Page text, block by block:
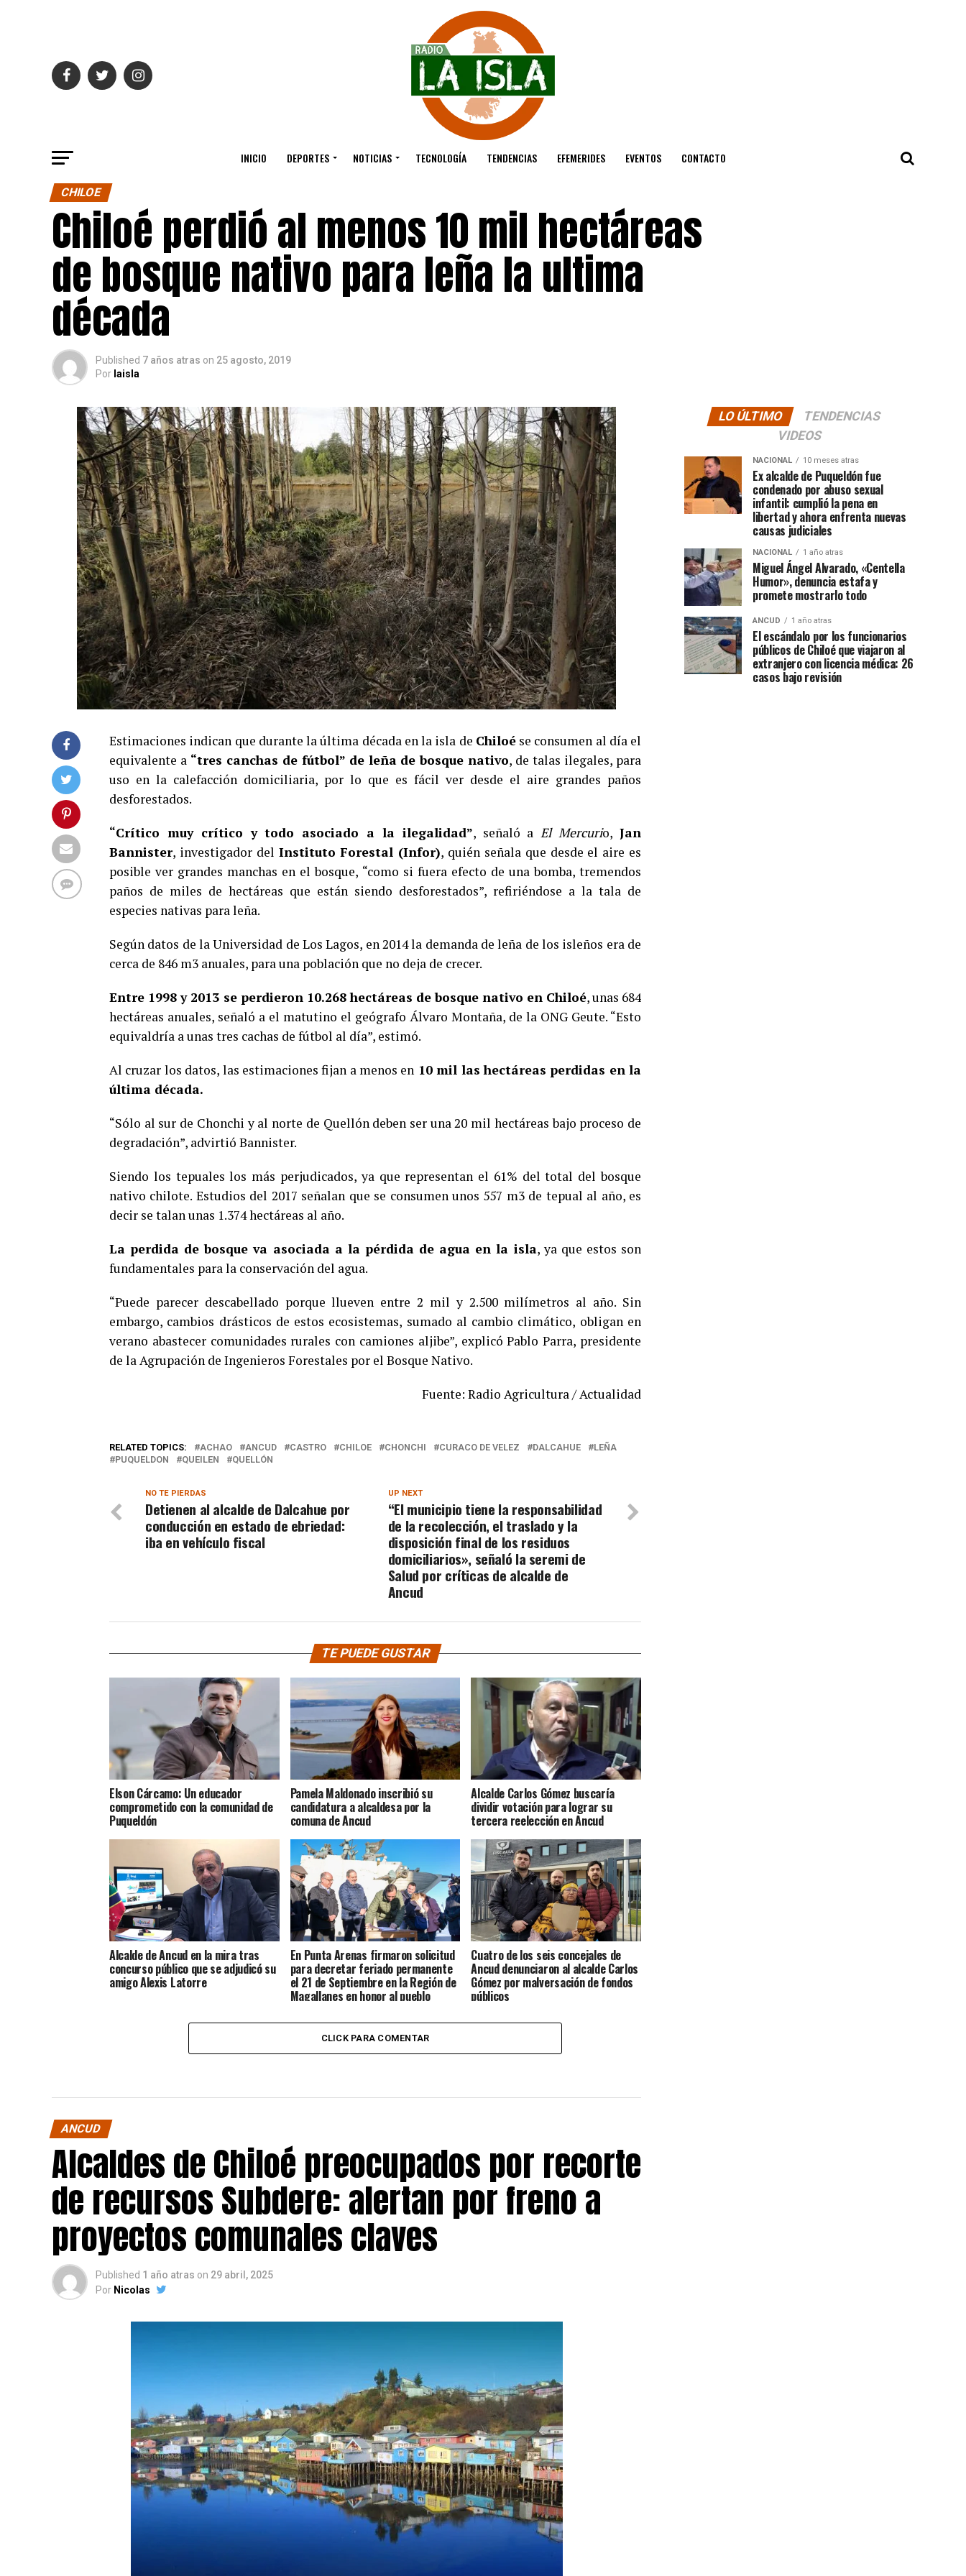
INICIO DEPORTES NOTICIAS TECNOLOGÍA TENDENCIAS EFEMERIDES EVENTOS CONTACTO
CHILOE
Chiloé perdió al menos 10 mil hectáreas
de bosque nativo para leña la ultima
década
Published 7 años atras on 25 agosto, 2019
Por laisla
Estimaciones indican que durante la última década en la isla de Chiloése consumen al día el
equivalente a “tres canchas de fútbol” de leña de bosque nativo, de talas ilegales, para
uso en la calefacción domiciliaria, por lo que es fácil ver desde el aire grandes paños
desforestados.
“Crítico muy crítico y todo asociado a la ilegalidad”, señaló aEl Mercurio,Jan
Bannister, investigador del Instituto Forestal (Infor), quién señala que desde el aire es
posible ver grandes manchas en el bosque, “como si fuera efecto de una bomba, tremendos
paños de miles de hectáreas que están siendo desforestados”, refiriéndose a la tala de
especies nativas para leña.
Según datos de la Universidad de Los Lagos, en 2014 la demanda de leña de los isleños era de
cerca de 846 m3 anuales, para una población que no deja de crecer.
Entre 1998 y 2013 se perdieron 10.268 hectáreas de bosque nativo en Chiloé, unas 684
hectáreas anuales, señaló a el matutino el geógrafo Álvaro Montaña, de la ONG Geute. “Esto
equivaldría a unas tres cachas de fútbol al día”, estimó.
Al cruzar los datos, las estimaciones fijan a menos en 10 mil las hectáreas perdidas en la
última década.
“Sólo al sur de Chonchi y al norte de Quellón deben ser una 20 mil hectáreas bajo proceso de
degradación”, advirtió Bannister.
Siendo los tepuales los más perjudicados, ya que representan el 61% del total del bosque
nativo chilote. Estudios del 2017 señalan que se consumen unos 557 m3 de tepual al año, es
decir se talan unas 1.374 hectáreas al año.
La perdida de bosque va asociada a la pérdida de agua en la isla, ya que estos son
fundamentales para la conservación del agua.
“Puede parecer descabellado porque llueven entre 2 mil y 2.500 milímetros al año. Sin
embargo, cambios drásticos de estos ecosistemas, sumado al cambio climático, obligan en
verano abastecer comunidades rurales con camiones aljibe”, explicó Pablo Parra, presidente
de la Agrupación de Ingenieros Forestales por el Bosque Nativo.
Fuente: Radio Agricultura / Actualidad
RELATED TOPICS: ACHAO ANCUD CASTRO CHILOE CHONCHI CURACO DE VELEZ DALCAHUE
LEÑA
PUQUELDON
QUEILEN QUELLÓN
UP NEXT
“El municipio tiene la responsabilidad
de la recolección, el traslado y la
disposición final de los residuos
domiciliarios», señaló la seremi de
Salud por críticas de alcalde de
Ancud
NO TE PIERDAS
Detienen al alcalde de Dalcahue por
conducción en estado de ebriedad:
iba en vehículo fiscal
TE PUEDE GUSTAR
Elson Cárcamo: Un educador
comprometido con la comunidad de
Puqueldón
Pamela Maldonado inscribió su
candidatura a alcaldesa por la
comuna de Ancud
Alcalde Carlos Gómez buscaría
dividir votación para lograr su
tercera reelección en Ancud
Alcalde de Ancud en la mira tras
concurso público que se adjudicó su
amigo Alexis Latorre
En Punta Arenas firmaron solicitud
para decretar feriado permanente
el 21 de Septiembre en la Región de
Magallanes en honor al pueblo
Cuatro de los seis concejales de
Ancud denunciaron al alcalde Carlos
Gómez por malversación de fondos
públicos
CLICK PARA COMENTAR
ANCUD
Alcaldes de Chiloé preocupados por recorte
de recursos Subdere: alertan por freno a
proyectos comunales claves
Published 1 año atras on 29 abril, 2025
Por Nicolas
LO ÚLTIMO
TENDENCIAS
VIDEOS
NACIONAL 10 meses atras
Ex alcalde de Puqueldón fue
condenado por abuso sexual
infantil: cumplió la pena en
libertad y ahora enfrenta nuevas
causas judiciales
NACIONAL 1 año atras
Miguel Ángel Alvarado, «Centella
Humor», denuncia estafa y
promete mostrarlo todo
ANCUD 1 año atras
El escándalo por los funcionarios
públicos de Chiloé que viajaron al
extranjero con licencia médica: 26
casos bajo revisión